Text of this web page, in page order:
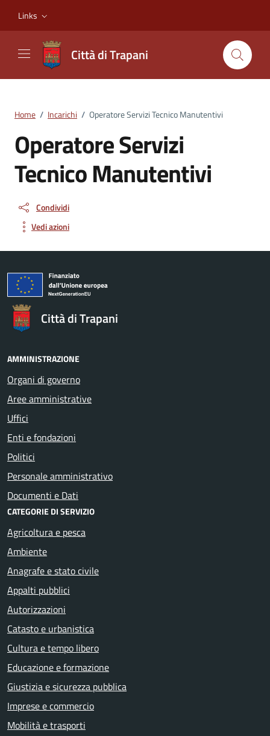
Links
Città di Trapani
Home / Incarichi / Operatore Servizi Tecnico Manutentivi
Operatore Servizi
Tecnico Manutentivi
Condividi
Vedi azioni
Città di Trapani
AMMINISTRAZIONE
Organi di governo
Aree amministrative
Uffici
Enti e fondazioni
Politici
Personale amministrativo
Documenti e Dati
CATEGORIE DI SERVIZIO
Agricoltura e pesca
Ambiente
Anagrafe e stato civile
Appalti pubblici
Autorizzazioni
Catasto e urbanistica
Cultura e tempo libero
Educazione e formazione
Giustizia e sicurezza pubblica
Imprese e commercio
Mobilità e trasporti